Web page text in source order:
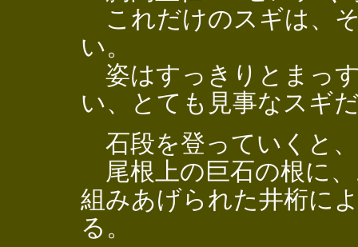
これだけのスギは、
い。
姿はすっきりとまっ
い、とても見事なスギ
石段を登っていくと
尾根上の巨石の根に
組みあげられた井桁に
る。